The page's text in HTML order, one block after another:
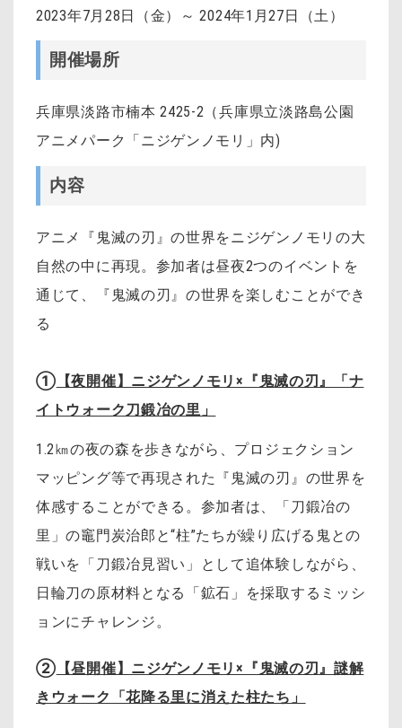
2023年7月28日（金）～ 2024年1月27日（土）
開催場所
兵庫県淡路市楠本 2425-2（兵庫県立淡路島公園
アニメパーク「ニジゲンノモリ」内)
内容
アニメ『鬼滅の刃』の世界をニジゲンノモリの大
自然の中に再現。参加者は昼夜2つのイベントを
通じて、『鬼滅の刃』の世界を楽しむことができ
る
① 【夜開催】ニジゲンノモリ×『鬼滅の刃』「ナ
イトウォーク刀鍛冶の里」
1.2㎞の夜の森を歩きながら、プロジェクション
マッピング等で再現された『鬼滅の刃』の世界を
体感することができる。参加者は、「刀鍛冶の
里」の竈門炭治郎と“柱”たちが繰り広げる鬼との
戦いを「刀鍛冶見習い」として追体験しながら、
日輪刀の原材料となる「鉱石」を採取するミッシ
ョンにチャレンジ。
② 【昼開催】ニジゲンノモリ×『鬼滅の刃』謎解
きウォーク「花降る里に消えた柱たち」